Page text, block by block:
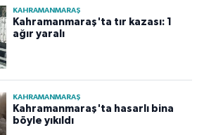
KAHRAMANMARAŞ
Kahramanmaraş'ta tır kazası: 1
ağır yaralı
KAHRAMANMARAŞ
Kahramanmaraş'ta hasarlı bina
böyle yıkıldı